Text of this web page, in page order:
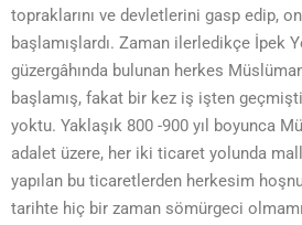
topraklarını ve devletlerini gasp edip,
başlamışlardı. Zaman ilerledikçe İpek
güzergâhında bulunan herkes
başlamış, fakat bir kez iş işten
yoktu. Yaklaşık 800 -900 yıl boyunca
adalet üzere, her iki ticaret yolunda
yapılan bu ticaretlerden herkesim
tarihte hiç bir zaman sömürgeci